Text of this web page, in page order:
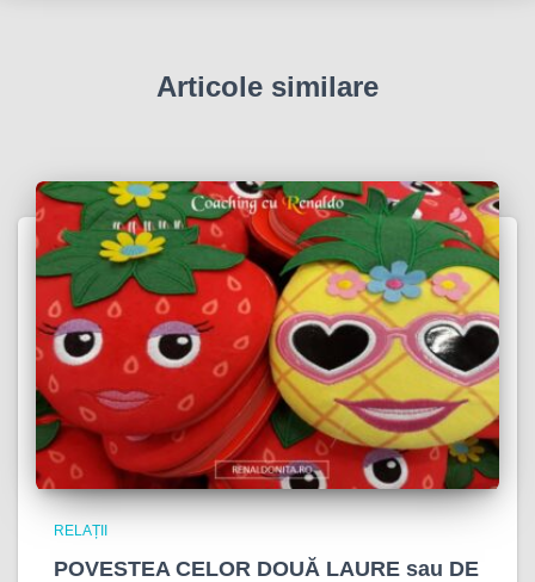
Articole similare
RELAȚII
POVESTEA CELOR DOUĂ LAURE sau DE